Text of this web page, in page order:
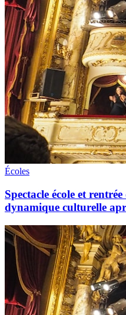
Écoles
Spectacle école et
dynamique culturelle